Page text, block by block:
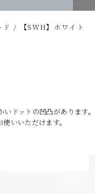
/ 【SWH】ホワイト
ドットの凹凸があります。
いいただけます。